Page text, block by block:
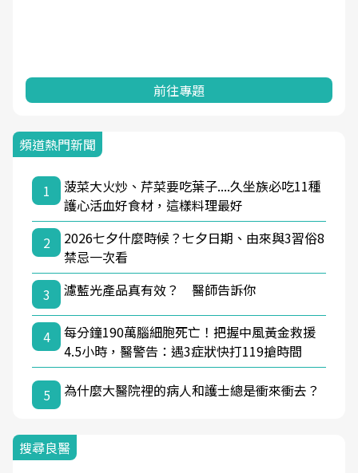
頻道熱門新聞
1
菠菜大火炒、芹菜要吃葉子....久坐族必吃11種
護心活血好食材，這樣料理最好
2
2026七夕什麼時候？七夕日期、由來與3習俗8
禁忌一次看
3
濾藍光產品真有效？ 醫師告訴你
4
每分鐘190萬腦細胞死亡！把握中風黃金救援
4.5小時，醫警告：遇3症狀快打119搶時間
5 為什麼大醫院裡的病人和護士總是衝來衝去？
搜尋良醫